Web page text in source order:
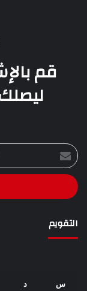
قم
أدخل
بريدك
الإلكتروني
التقويم
س د